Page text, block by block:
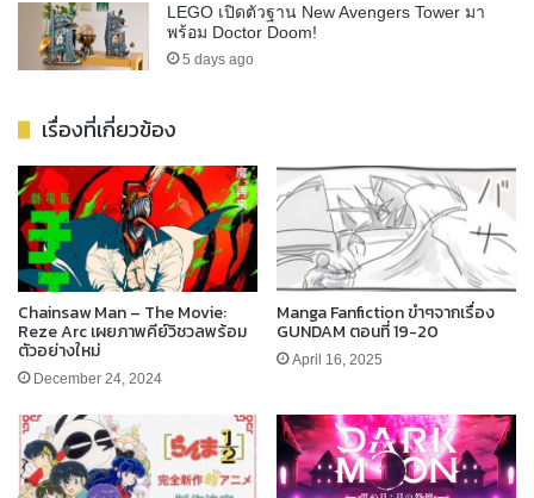
LEGO เปิดตัวฐาน New Avengers Tower มา
พร้อม Doctor Doom!
5 days ago
เรื่องที่เกี่ยวข้อง
Chainsaw Man – The Movie:
Reze Arc เผยภาพคีย์วิชวลพร้อม
ตัวอย่างใหม่
December 24, 2024
Manga Fanfiction ขำๆจากเรื่อง
GUNDAM ตอนที่ 19-20
April 16, 2025